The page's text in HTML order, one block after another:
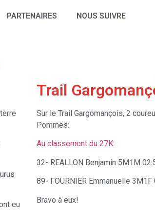
PARTENAIRES NOUS SUIVRE
eu
Trail
Sur le Trail Gargomançois, 2
Pommes:
Au classement du 27K:
32- REALLON Benjamin 5M1M
89- FOURNIER Emmanuelle 3M1F
Bravo à eux!